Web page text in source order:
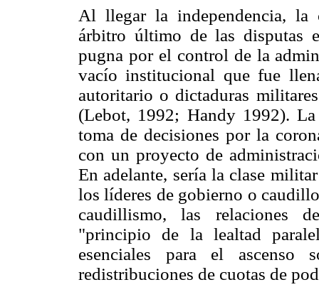
Al llegar la independencia, la
árbitro último de las disputas
pugna por el control de la
vacío institucional que fue
autoritario o dictaduras
(Lebot, 1992; Handy 1992).
toma de decisiones por la
con un proyecto de
En adelante, sería la clase
los líderes de gobierno o
caudillismo, las relaciones
"principio de la lealtad
esenciales para el
redistribuciones de cuotas de